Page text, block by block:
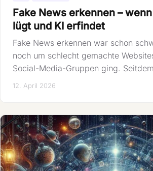
Fake News erkennen –
lügt und KI erfindet
Fake News erkennen war schon
noch um schlecht gemachte
Social-Media-Gruppen ging.
12. April 2026